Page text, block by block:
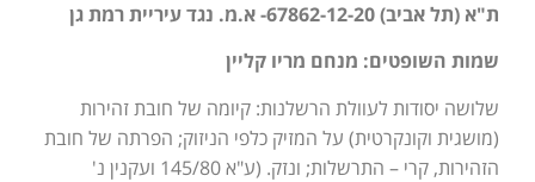
ת"א (תל אביב) 67862-12-20- א.מ. נגד עיריית רמת גן
שמות השופטים: מנחם מריו קליין
שלושה יסודות לעוולת הרשלנות: קיומה של חובת זהירות
(מושגית וקונקרטית) על המזיק כלפי הניזוק; הפרתה של חובת
הזהירות, קרי – התרשלות; ונזק. (ע"א 145/80 ועקנין נ'